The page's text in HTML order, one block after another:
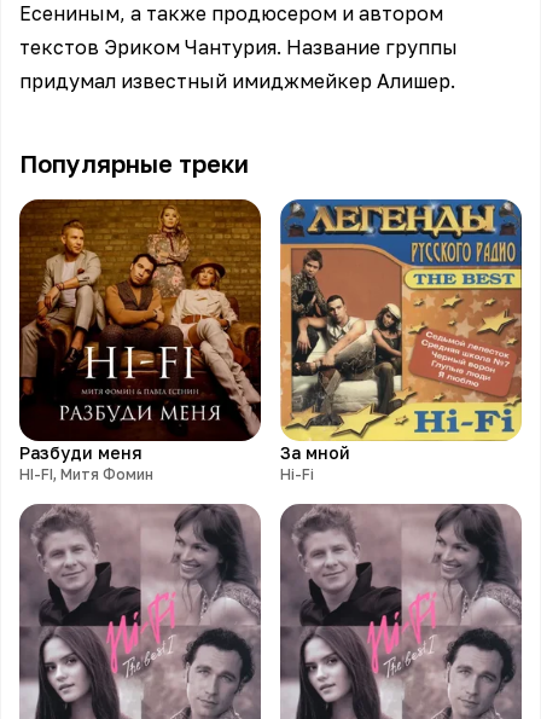
Есениным, а также продюсером и автором
текстов Эриком Чантурия. Название группы
придумал известный имиджмейкер Алишер.
Популярные треки
Разбуди меня
HI-FI, Митя Фомин
За мной
Hi-Fi